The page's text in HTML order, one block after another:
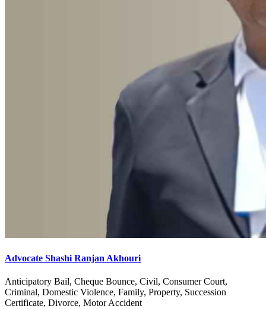
Advocate Shashi Ranjan Akhouri
Anticipatory Bail, Cheque Bounce, Civil, Consumer Court,
Criminal, Domestic Violence, Family, Property, Succession
Certificate, Divorce, Motor Accident